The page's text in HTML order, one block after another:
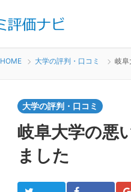
HOME 大学の評判・口コミ 岐阜
大学の評判・口コミ
岐阜大学の悪
ました